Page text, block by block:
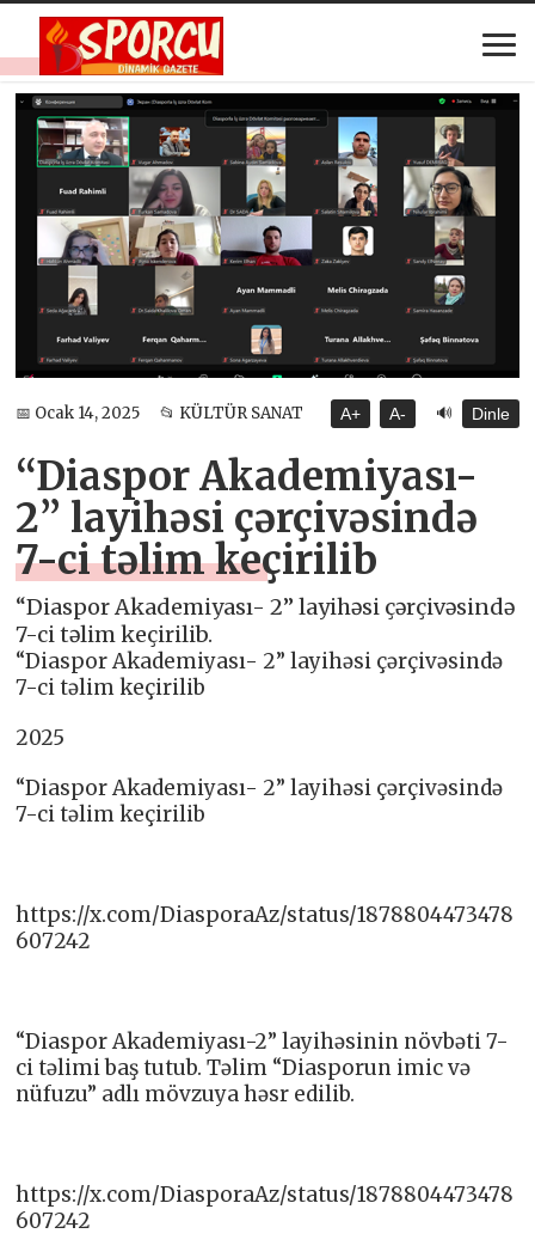
📅 Ocak 14, 2025 📂 KÜLTÜR SANAT A+ A- 🔊 Dinle
“Diaspor Akademiyası-
2” layihəsi çərçivəsində
7-ci təlim keçirilib
“Diaspor Akademiyası- 2” layihəsi çərçivəsində
7-ci təlim keçirilib.
“Diaspor Akademiyası- 2” layihəsi çərçivəsində
7-ci təlim keçirilib
2025
“Diaspor Akademiyası- 2” layihəsi çərçivəsində
7-ci təlim keçirilib
https://x.com/DiasporaAz/status/1878804473478
607242
“Diaspor Akademiyası-2” layihəsinin növbəti 7-
ci təlimi baş tutub. Təlim “Diasporun imic və
nüfuzu” adlı mövzuya həsr edilib.
https://x.com/DiasporaAz/status/1878804473478
607242